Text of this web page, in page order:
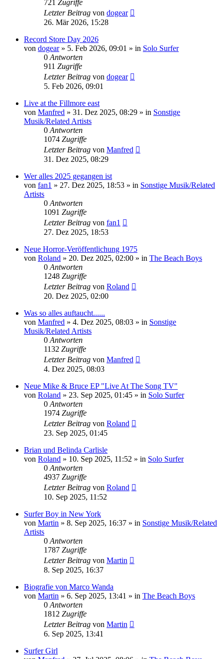
721 Zugriffe
Letzter Beitrag von dogear
26. Mär 2026, 15:28
Record Store Day 2026
von dogear» 5. Feb 2026, 09:01 » in Solo Surfer
0 Antworten
911 Zugriffe
Letzter Beitrag von dogear
5. Feb 2026, 09:01
Live at the Fillmore east
von Manfred » 31. Dez 2025, 08:29 » in Sonstige
Musik/Related Artists
0 Antworten
1074 Zugriffe
Letzter Beitrag von Manfred
31. Dez 2025, 08:29
Wer alles 2025 gegangen ist
von fan1 » 27. Dez 2025, 18:53 » in Sonstige Musik/Related
Artists
0 Antworten
1091 Zugriffe
Letzter Beitrag von fan1
27. Dez 2025, 18:53
Neue Horror-Veröffentlichung 1975
von Roland » 20. Dez 2025, 02:00 » in The Beach Boys
0 Antworten
1248 Zugriffe
Letzter Beitrag von Roland
20. Dez 2025, 02:00
Was so alles auftaucht......
von Manfred » 4. Dez 2025, 08:03 » in Sonstige
Musik/Related Artists
0 Antworten
1132 Zugriffe
Letzter Beitrag von Manfred
4. Dez 2025, 08:03
Neue Mike & Bruce EP "Live At The Song TV"
von Roland » 23. Sep 2025, 01:45 » in Solo Surfer
0 Antworten
1974 Zugriffe
Letzter Beitrag von Roland
23. Sep 2025, 01:45
Brian und Belinda Carlisle
von Roland » 10. Sep 2025, 11:52 » in Solo Surfer
0 Antworten
4937 Zugriffe
Letzter Beitrag von Roland
10. Sep 2025, 11:52
Surfer Boy in New York
von Martin » 8. Sep 2025, 16:37 » in Sonstige Musik/Related
Artists
0 Antworten
1787 Zugriffe
Letzter Beitrag von Martin
8. Sep 2025, 16:37
Biografie von Marco Wanda
von Martin » 6. Sep 2025, 13:41 » in The Beach Boys
0 Antworten
1812 Zugriffe
Letzter Beitrag von Martin
6. Sep 2025, 13:41
Surfer Girl